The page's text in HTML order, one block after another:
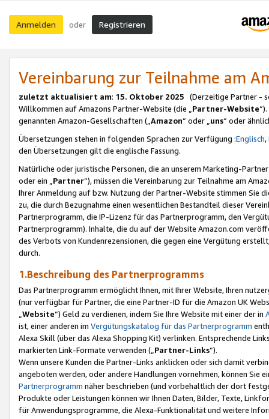
Anmelden oder Registrieren
Vereinbarung zur Teilnahme am
zuletzt aktualisiert am: 15. Oktober 2025 (Derzeitige Partner -
Willkommen auf Amazons Partner-Website (die „Partner-Website
genannten Amazon-Gesellschaften („Amazon“ oder „uns“ oder
Übersetzungen stehen in folgenden Sprachen zur Verfügung :Englisch,
den Übersetzungen gilt die englische Fassung.
Natürliche oder juristische Personen, die an unserem Marketing-
oder ein „Partner“), müssen die Vereinbarung zur Teilnahme am
Ihrer Anmeldung auf bzw. Nutzung der Partner-Website stimmen Sie
zu, die durch Bezugnahme einen wesentlichen Bestandteil dieser
Partnerprogramm, die IP-Lizenz für das Partnerprogramm, den
Partnerprogramm). Inhalte, die du auf der Website Amazon.com
des Verbots von Kundenrezensionen, die gegen eine Vergütung
durch.
1.Beschreibung des Partnerprogramms
Das Partnerprogramm ermöglicht Ihnen, mit Ihrer Website, Ihren
(nur verfügbar für Partner, die eine Partner-ID für die Amazon UK
Website“) Geld zu verdienen, indem Sie Ihre Website mit einer der in
ist, einer anderen im Vergütungskatalog für das Partnerprogramm
Alexa Skill (über das Alexa Shopping Kit) verlinken. Entsprechende
markierten Link-Formate verwenden („ Partner-Links“).
Wenn unsere Kunden die Partner-Links anklicken oder sich damit
angeboten werden, oder andere Handlungen vornehmen, können Sie
Partnerprogramm näher beschrieben (und vorbehaltlich der dort
Produkte oder Leistungen können wir Ihnen Daten, Bilder, Texte,
für Anwendungsprogramme, die Alexa-Funktionalität und weitere